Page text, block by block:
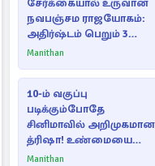
சேர்க்கையால் உருவான
நவபஞ்சம ராஜயோகம்:
அதிர்ஷ்டம் பெறும் 3
ராசிகள்!
Manithan
10-ம் வகுப்பு
படிக்கும்போதே
சினிமாவில் அறிமுகமான
த்ரிஷா! உண்மையை
பகிர்ந்த இயக்குநர் பிரவீன்
Manithan